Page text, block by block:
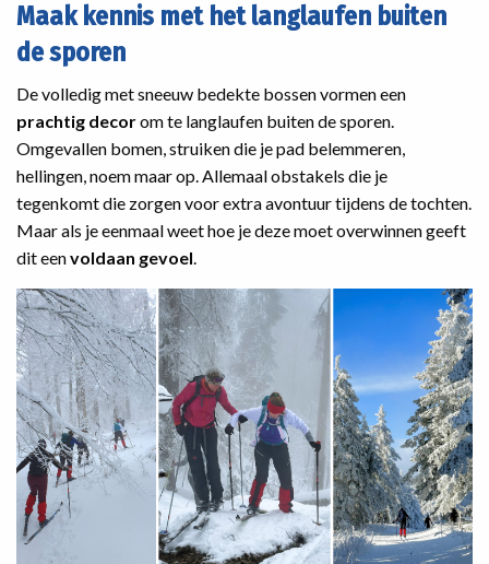
Maak kennis met het langlaufen buiten
de sporen
De volledig met sneeuw bedekte bossen vormen een
prachtig decorom te langlaufen buiten de sporen.
Omgevallen bomen, struiken die je pad belemmeren,
hellingen, noem maar op. Allemaal obstakels die je
tegenkomt die zorgen voor extra avontuur tijdens de tochten.
Maar als je eenmaal weet hoe je deze moet overwinnen geeft
dit eenvoldaan gevoel.